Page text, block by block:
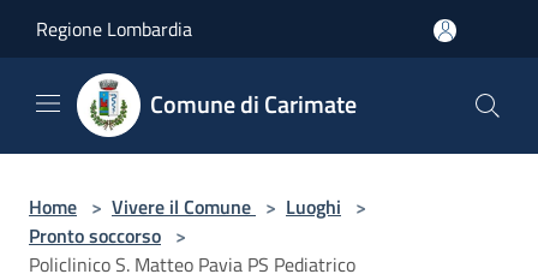
Regione Lombardia
Comune di Carimate
Home > Vivere il Comune > Luoghi >
Pronto soccorso >
Policlinico S. Matteo Pavia PS Pediatrico